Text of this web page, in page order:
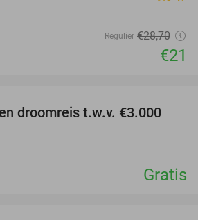
Regulier €28,70
€21
droomreis t.w.v. €3.000
Gratis